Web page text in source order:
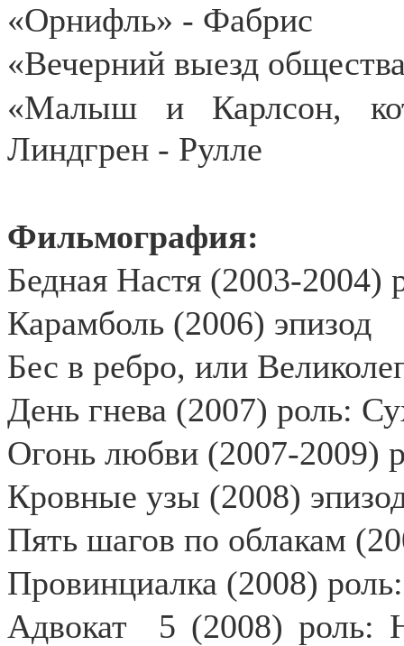
«Орнифль» - Фабрис
«Вечерний выезд
«Малыш и Карлсон,
Линдгрен - Рулле
Фильмография:
Бедная Настя (2003-2004)
Карамболь (2006) эпизод
Бес в ребро, или
День гнева (2007) роль:
Огонь любви (2007-2009)
Кровные узы (2008)
Пять шагов по облакам
Провинциалка (2008)
Адвокат
5 (2008) роль: